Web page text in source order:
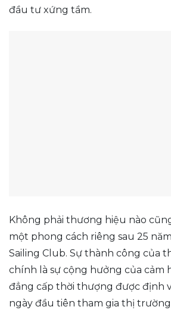
đầu tư xứng tầm.
Không phải thương hiệu nào
một phong cách riêng sau 25
Sailing Club. Sự thành công của
chính là sự cộng hưởng của cảm
đẳng cấp thời thượng được định
ngày đầu tiên tham gia thị trường